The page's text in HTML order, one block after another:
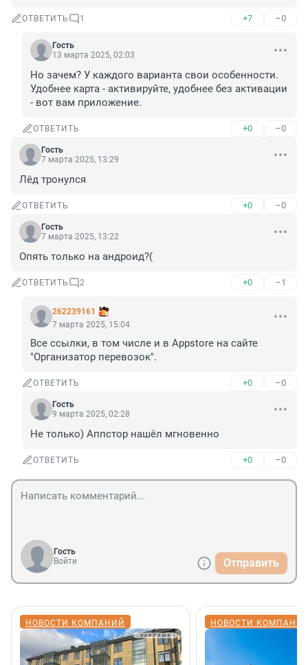
ОТВЕТИТЬ 1 +7 –0
Гость
13 марта 2025, 02:03
Но зачем? У каждого варианта свои особенности.
Удобнее карта - активируйте, удобнее без активации
- вот вам приложение.
ОТВЕТИТЬ +0 –0
Гость
7 марта 2025, 13:29
Лёд тронулся
ОТВЕТИТЬ +0 –0
Гость
7 марта 2025, 13:22
Опять только на андроид?(
ОТВЕТИТЬ 2 +0 –1
262239161
7 марта 2025, 15:04
Все ссылки, в том числе и в Appstore на сайте
"Организатор перевозок".
ОТВЕТИТЬ +0 –0
Гость
9 марта 2025, 02:28
Не только) Аппстор нашёл мгновенно
ОТВЕТИТЬ +0 –0
Гость
Войти
Отправить
НОВОСТИ КОМПАНИЙ НОВОСТИ